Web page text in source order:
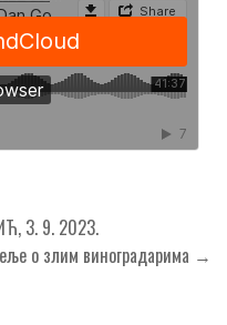
3. 9. 2023.
о злим виноградарима →